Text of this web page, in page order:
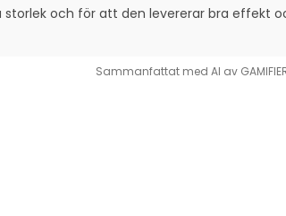
storlek och för att den levererar bra
Sammanfattat med AI av